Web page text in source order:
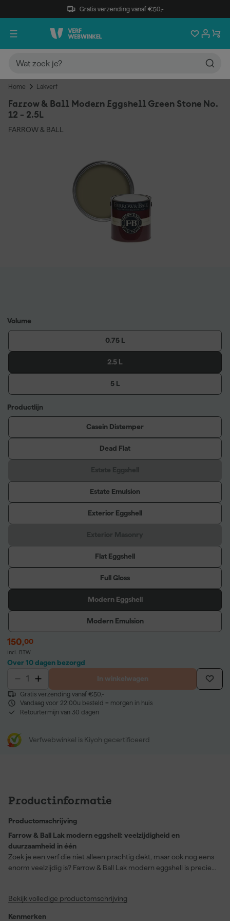
Gratis verzending vanaf €50,-
Home Lakverf
Farrow & Ball Modern Eggshell Green Stone No.
12 - 2.5L
FARROW & BALL
Volume
0.75 L
2.5 L
5 L
Productlijn
Casein Distemper
Dead Flat
Estate Emulsion
Exterior Eggshell
Flat Eggshell
Full Gloss
Modern Eggshell
Modern Emulsion
150,00
incl. BTW
Over 10 dagen bezorgd
In winkelwagen
Gratis verzending vanaf €50,-
Vandaag voor 22:00u besteld = morgen in huis
Retourtermijn van 30 dagen
Verfwebwinkel is Kiyoh gecertificeerd
Productinformatie
Productomschrijving
Farrow & Ball Lak modern eggshell: veelzijdigheid en
duurzaamheid in één
Zoek je een verf die niet alleen prachtig dekt, maar ook nog eens
enorm veelzijdig is? Farrow & Ball Lak modern eggshell is precies
Green Stone kleur (Nr. 12) biedt een prachtige groene tint die
Bekijk volledige productomschrijving
Kenmerken